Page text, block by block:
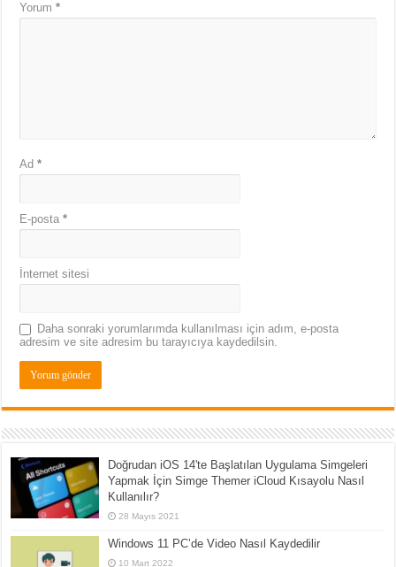
Yorum*
Ad*
E-posta*
İnternet sitesi
Daha sonraki yorumlarımda kullanılması için adım, e-posta
adresim ve site adresim bu tarayıcıya kaydedilsin.
Doğrudan iOS 14'te Başlatılan Uygulama Simgeleri
Yapmak İçin Simge Themer iCloud Kısayolu Nasıl
Kullanılır?
28 Mayıs 2021
Windows 11 PC’de Video Nasıl Kaydedilir
10 Mart 2022